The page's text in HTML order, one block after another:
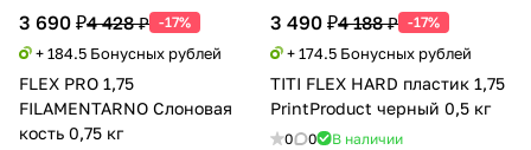
3 490 ₽4 188 ₽ -17%
+ 174.5 Бонусных рублей
TITI FLEX HARD пластик 1,75
PrintProduct черный 0,5 кг
0 0 В наличии
3 690 ₽4 428 ₽ -17%
+ 184.5 Бонусных рублей
FLEX PRO 1,75
FILAMENTARNO Слоновая
кость 0,75 кг